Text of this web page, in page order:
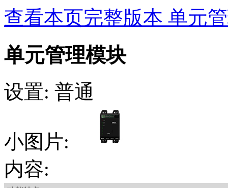
查看本页完整版本 单元
单元管理模块
设置: 普通
小图片:
内容: